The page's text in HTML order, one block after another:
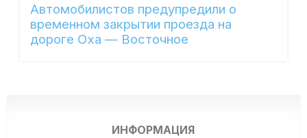
Автомобилистов предупредили о
временном закрытии проезда на
дороге Оха — Восточное
ИНФОРМАЦИЯ